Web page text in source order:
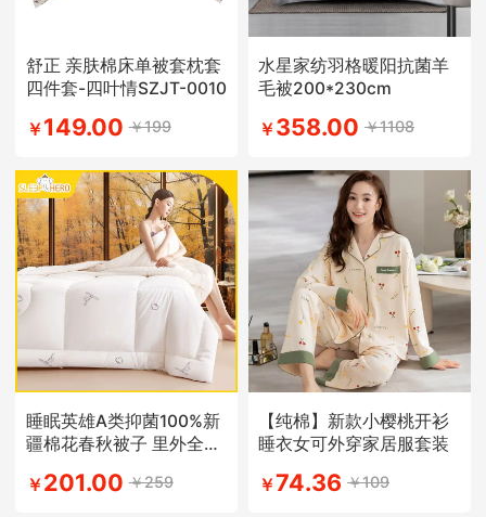
舒正 亲肤棉床单被套枕套
四件套-四叶情SZJT-0010
￥149.00 ￥199
水星家纺羽格暖阳抗菌羊
毛被200*230cm
￥358.00 ￥1108
睡眠英雄A类抑菌100%新
疆棉花春秋被子 里外全棉
￥201.00 ￥259
【纯棉】新款小樱桃开衫
睡衣女可外穿家居服套装
￥74.36 ￥109